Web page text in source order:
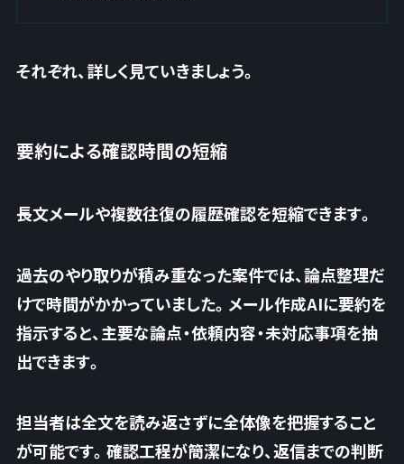
それぞれ、詳しく見ていきましょう。
要約による確認時間の短縮
長文メールや複数往復の履歴確認を短縮できます。
過去のやり取りが積み重なった案件では、論点整理だ
けで時間がかかっていました。メール作成AIに要約を
指示すると、主要な論点・依頼内容・未対応事項を抽
出できます。
担当者は全文を読み返さずに全体像を把握すること
が可能です。確認工程が簡潔になり、返信までの判断